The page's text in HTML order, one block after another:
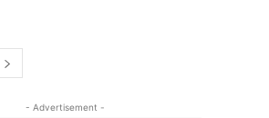
- Advertisement -